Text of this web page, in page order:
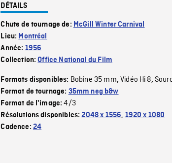
DÉTAILS
Chute de tournage de: McGill Winter Carnival
Lieu: Montréal
Année: 1956
Collection:Office National du Film
Formats disponibles: Bobine 35 mm,Vidéo Hi 8,
Format de tournage: 35mm neg b&w
Format de l'image:4/3
Résolutions disponibles:2048 x 1556, 1920 x 1080
Cadence: 24